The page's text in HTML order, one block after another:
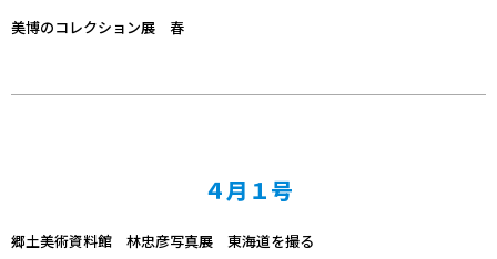
美博のコレクション展 春
４月１号
郷土美術資料館 林忠彦写真展 東海道を撮る